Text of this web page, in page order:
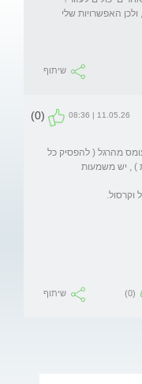
האפשרויות שלי
שיתוף
11.05.26 | 08:36
(0)
מהרגל ( להפסיק כל
) , יש משמעות
(0) שיתוף